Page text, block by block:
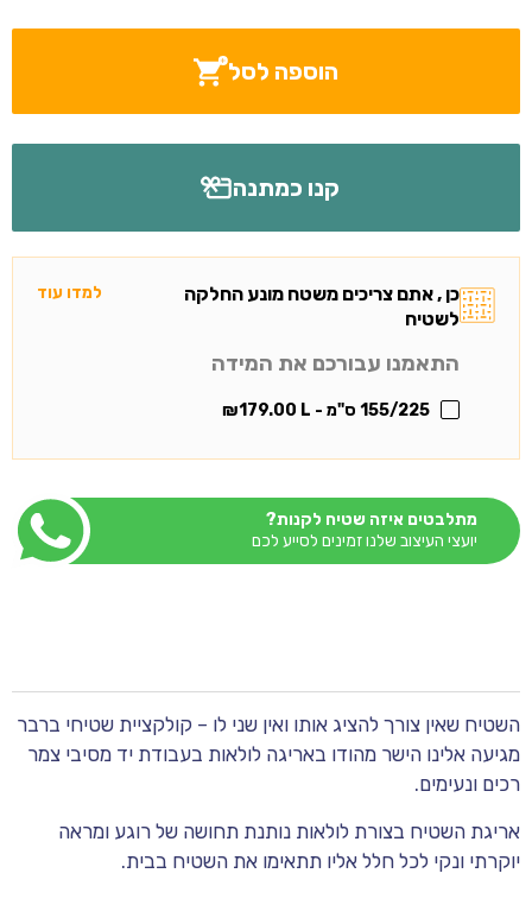
קנו כמתנה
הוספה לסל
כן , אתם צריכים משטח מונע החלקה
לשטיח
למדו עוד
התאמנו עבורכם את המידה
155/225 ס"מ - L ₪179.00
מתלבטים איזה שטיח לקנות?
יועצי העיצוב שלנו זמינים לסייע לכם
השטיח שאין צורך להציג אותו ואין שני לו – קולקציית שטיחי ברבר
מגיעה אלינו הישר מהודו באריגה לולאות בעבודת יד מסיבי צמר
רכים ונעימים.
אריגת השטיח בצורת לולאות נותנת תחושה של רוגע ומראה
יוקרתי ונקי לכל חלל אליו תתאימו את השטיח בבית.